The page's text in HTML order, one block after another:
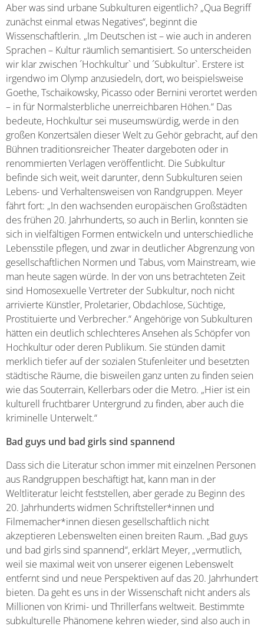
Aber was sind urbane Subkulturen eigentlich? „Qua Begriff
zunächst einmal etwas Negatives“, beginnt die
Wissenschaftlerin. „Im Deutschen ist – wie auch in anderen
Sprachen – Kultur räumlich semantisiert. So unterscheiden
wir klar zwischen ´Hochkultur` und ´Subkultur`. Erstere ist
irgendwo im Olymp anzusiedeln, dort, wo beispielsweise
Goethe, Tschaikowsky, Picasso oder Bernini verortet werden
– in für Normalsterbliche unerreichbaren Höhen.“ Das
bedeute, Hochkultur sei museumswürdig, werde in den
großen Konzertsälen dieser Welt zu Gehör gebracht, auf den
Bühnen traditionsreicher Theater dargeboten oder in
renommierten Verlagen veröffentlicht. Die Subkultur
befinde sich weit, weit darunter, denn Subkulturen seien
Lebens- und Verhaltensweisen von Randgruppen. Meyer
fährt fort: „In den wachsenden europäischen Großstädten
des frühen 20. Jahrhunderts, so auch in Berlin, konnten sie
sich in vielfältigen Formen entwickeln und unterschiedliche
Lebensstile pflegen, und zwar in deutlicher Abgrenzung von
gesellschaftlichen Normen und Tabus, vom Mainstream, wie
man heute sagen würde. In der von uns betrachteten Zeit
sind Homosexuelle Vertreter der Subkultur, noch nicht
arrivierte Künstler, Proletarier, Obdachlose, Süchtige,
Prostituierte und Verbrecher.“ Angehörige von Subkulturen
hätten ein deutlich schlechteres Ansehen als Schöpfer von
Hochkultur oder deren Publikum. Sie stünden damit
merklich tiefer auf der sozialen Stufenleiter und besetzten
städtische Räume, die bisweilen ganz unten zu finden seien
wie das Souterrain, Kellerbars oder die Metro. „Hier ist ein
kulturell fruchtbarer Untergrund zu finden, aber auch die
kriminelle Unterwelt.“
Bad guys und bad girls sind spannend
Dass sich die Literatur schon immer mit einzelnen Personen
aus Randgruppen beschäftigt hat, kann man in der
Weltliteratur leicht feststellen, aber gerade zu Beginn des
20. Jahrhunderts widmen Schriftsteller*innen und
Filmemacher*innen diesen gesellschaftlich nicht
akzeptieren Lebenswelten einen breiten Raum. „Bad guys
und bad girls sind spannend“, erklärt Meyer, „vermutlich,
weil sie maximal weit von unserer eigenen Lebenswelt
entfernt sind und neue Perspektiven auf das 20. Jahrhundert
bieten. Da geht es uns in der Wissenschaft nicht anders als
Millionen von Krimi- und Thrillerfans weltweit. Bestimmte
subkulturelle Phänomene kehren wieder, sind also auch in